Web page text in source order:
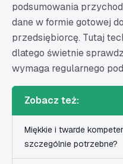
podsumowania
dane w formie gotowej
przedsiębiorcę. Tutaj
dlatego świetnie
wymaga regularnego
Zobacz też:
Miękkie i twarde
szczególnie potrzebne?